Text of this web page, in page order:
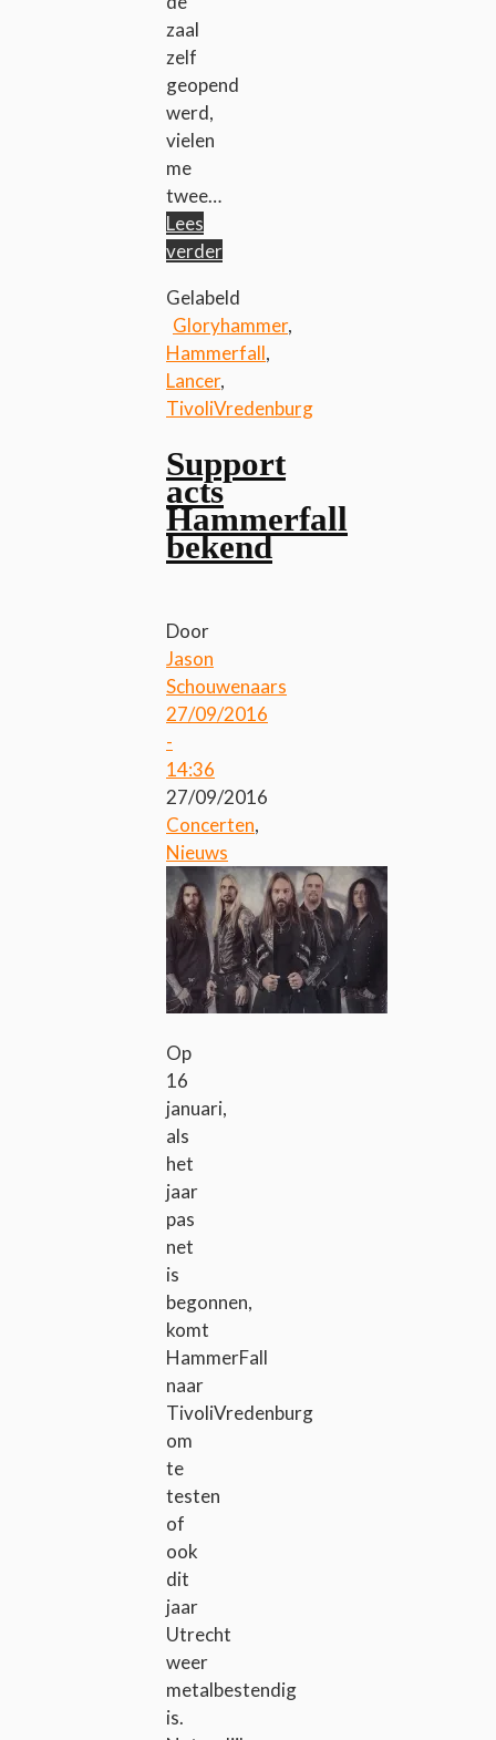
zaal
zelf
geopend
werd,
vielen
me
twee…
Lees
verder
Gelabeld
Gloryhammer,
Hammerfall,
Lancer,
TivoliVredenburg
Support
acts
Hammerfall
bekend
Door
Jason
Schouwenaars
27/09/2016
-
14:36
27/09/2016
Concerten,
Nieuws
Op
16
januari,
als
het
jaar
pas
net
is
begonnen,
komt
HammerFall
naar
TivoliVredenburg
om
te
testen
of
ook
dit
jaar
Utrecht
weer
metalbestendig
is.